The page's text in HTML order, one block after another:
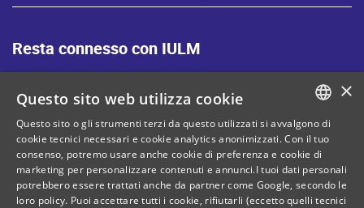
Resta connesso con IULM
Mappa del sito
Privacy policy
Cookie Policy
Note legali
ITALIAN
ENGLISH
×
Questo sito web utilizza cookie
Questo sito o gli strumenti terzi da questo utilizzati si avvalgono di
cookie tecnici necessari e cookie analytics anonimizzati. Con il tuo
consenso, potremo usare anche cookie di preferenza e cookie di
marketing per personalizzare contenuti e annunci.I tuoi dati personali
potrebbero essere trattati anche da partner come Google, secondo le
loro policy. Puoi accettare tutti i cookie, rifiutarli (eccetto quelli tecnici